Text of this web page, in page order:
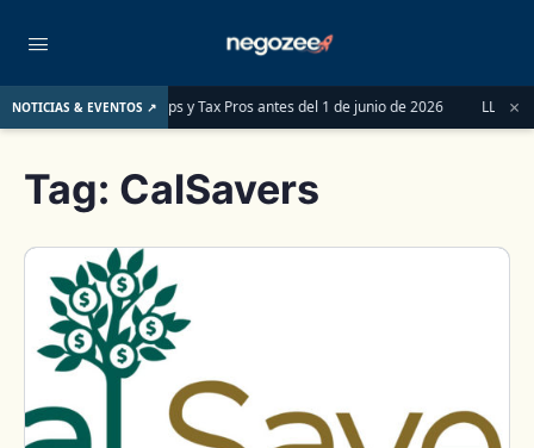
NOTICIAS & EVENTOS ↗
las LLCs, Partnerships y Tax Pros antes del 1 de junio de 2026 LLC o S-
×
Tag: CalSavers